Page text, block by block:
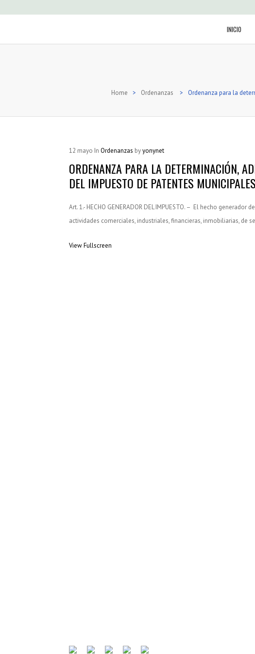
INICIO
Home > Ordenanzas > Ordenanza para la
12 mayo In Ordenanzas byyonynet
ORDENANZA PARA LA DETERMINACIÓN,
DEL IMPUESTO DE PATENTES
Art. 1.- HECHO GENERADOR DEL IMPUESTO. – El hecho
actividades comerciales, industriales, financieras, inmobiliarias, de
View Fullscreen